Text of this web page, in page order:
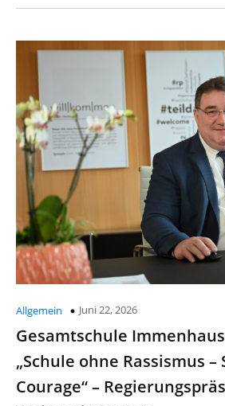
Allgemein Juni 22, 2026
Gesamtschule
„Schule ohne Rassismus
Courage“ –